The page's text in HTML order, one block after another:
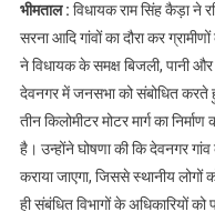
भीमताल : विधायक राम सिंह कैड़ा ने
सरना आदि गांवों का दौरा कर
ने विधायक के समक्ष बिजली, पानी
देवनगर में जनसभा को संबोधित करते
तीन किलोमीटर मोटर मार्ग का
है। उन्होंने घोषणा की कि देवनगर गांव
कराया जाएगा, जिससे स्थानीय
ही संबंधित विभागों के अधिकारियों